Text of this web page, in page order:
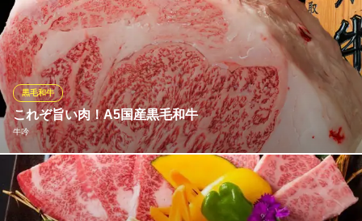
A5ランクの山形和牛を贅沢に使用したサーロインステーキ！230g
6,600円（税込み）
日本料理 利久 蒲田
和風居酒屋
京急本線京急蒲田駅 徒歩1分
東京都大田区蒲田4-10-14 あすとウィズ3F
これぞ旨い肉！A5国産黒毛和牛
牛吟
黒毛和牛
当店では山形牛のメスを中心に様々なA5国産黒毛和牛を産地より
直接一頭買いしております。確かな目利きで取り揃えた牛肉は、
肉質が柔らかく赤身の中に美しく細かなサシが入り、肉の旨味と